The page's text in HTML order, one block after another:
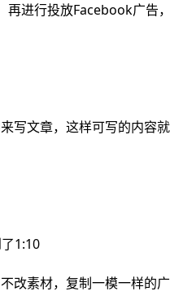
再进行投放Facebook广告
写文章，这样可写的内容
1:10
改素材，复制一模一样的